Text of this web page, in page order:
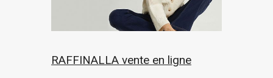
RAFFINALLA vente en ligne